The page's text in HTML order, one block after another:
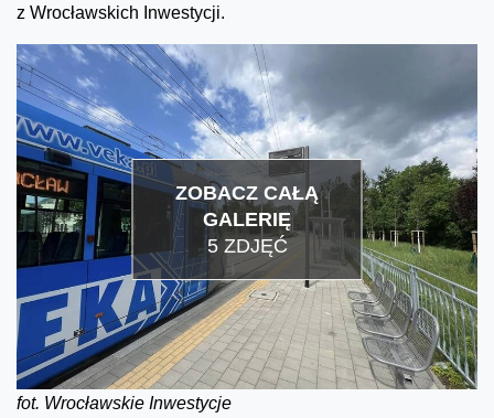
z Wrocławskich Inwestycji.
ZOBACZ CAŁĄ
GALERIĘ
5 ZDJĘĆ
fot. Wrocławskie Inwestycje